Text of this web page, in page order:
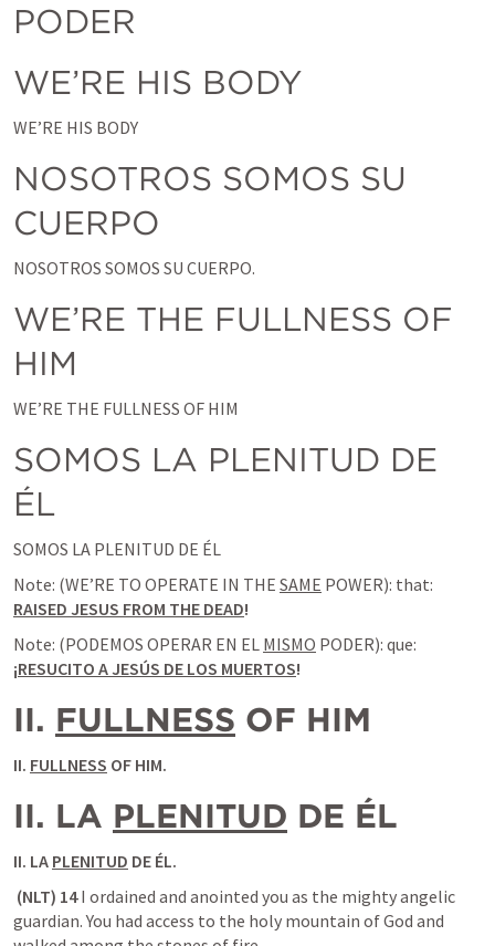
PODER
WE’RE HIS BODY
WE’RE HIS BODY
NOSOTROS SOMOS SU
CUERPO
NOSOTROS SOMOS SU CUERPO.
WE’RE THE FULLNESS OF
HIM
WE’RE THE FULLNESS OF HIM
SOMOS LA PLENITUD DE
ÉL
SOMOS LA PLENITUD DE ÉL
Note: (WE’RE TO OPERATE IN THE SAME
RAISED JESUS FROM THE DEAD!
Note: (PODEMOS OPERAR EN EL MISMO PODER): que:
¡RESUCITO A JESÚS DE LOS MUERTOS!
II. FULLNESS OF HIM
II. FULLNESS OF HIM.
II. LA PLENITUD DE ÉL
II. LA PLENITUD DE ÉL.
(NLT) 14 I ordained and anointed you as the mighty angelic
guardian. You had access to the holy mountain of God and